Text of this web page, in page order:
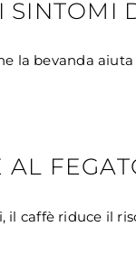
SINTOMI
la bevanda
AL
il caffè riduce il